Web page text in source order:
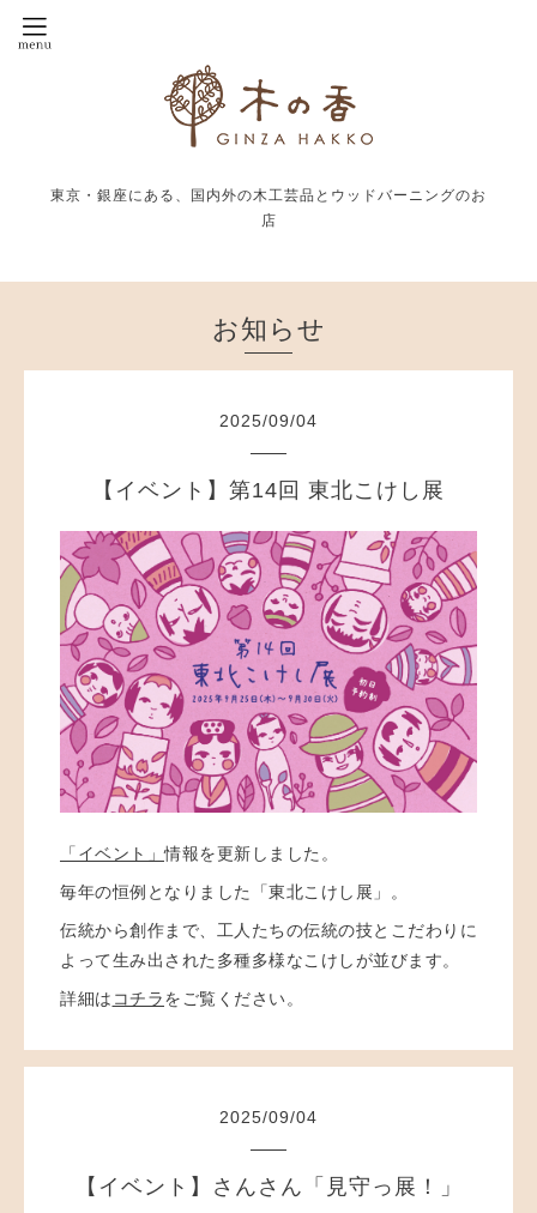
東京・銀座にある、国内外の木工芸品とウッドバーニングのお
店
お知らせ
2025/09/04
【イベント】第14回 東北こけし展
「イベント」情報を更新しました。
毎年の恒例となりました「東北こけし展」。
伝統から創作まで、工人たちの伝統の技とこだわりに
よって生み出された多種多様なこけしが並びます。
詳細は コチラをご覧ください。
2025/09/04
【イベント】さんさん「見守っ展！」